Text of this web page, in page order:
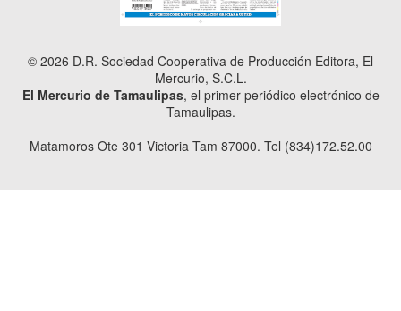
© 2026 D.R. Sociedad Cooperativa de Producción Editora, El
Mercurio, S.C.L.
El Mercurio de Tamaulipas, el primer periódico electrónico de
Tamaulipas.
Matamoros Ote 301 Victoria Tam 87000. Tel (834)172.52.00